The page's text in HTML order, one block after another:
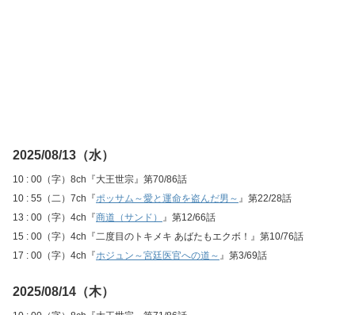
2025/08/13（水）
10 : 00（字）8ch『大王世宗』第70/86話
10 : 55（二）7ch『ポッサム～愛と運命を盗んだ男～ 』第22/28話
13 : 00（字）4ch『商道（サンド） 』第12/66話
15 : 00（字）4ch『二度目のトキメキ あばたもエクボ！』第10/76話
17 : 00（字）4ch『ホジュン～宮廷医官への道～ 』第3/69話
2025/08/14（木）